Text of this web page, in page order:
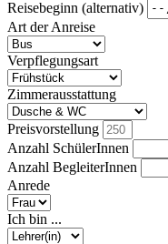
Reisebeginn (alternativ)
Art der Anreise
Verpflegungsart
Zimmerausstattung
Preisvorstellung
Anzahl SchülerInnen
Anzahl BegleiterInnen
Anrede
Ich bin ...